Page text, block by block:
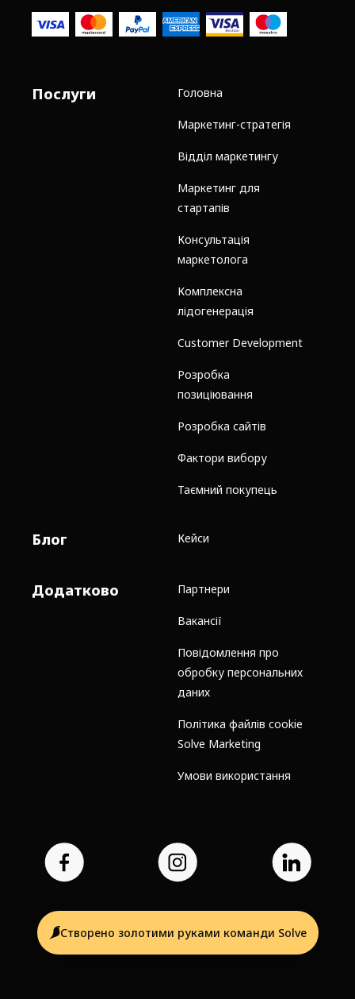
Послуги Головна
Маркетинг-стратегія
Відділ маркетингу
Маркетинг для
стартапів
Консультація
маркетолога
Комплексна
лідогенерація
Customer Development
Розробка
позиціювання
Розробка сайтів
Фактори вибору
Таємний покупець
Блог Кейси
Додатково Партнери
Вакансії
Повідомлення про
обробку персональних
даних
Політика файлів cookie
Solve Marketing
Умови використання
Створено золотими руками команди Solve